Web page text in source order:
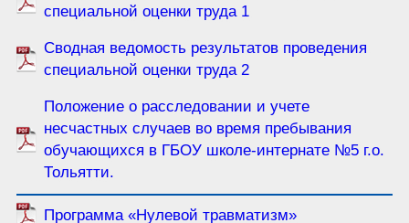
специальной оценки труда 1
Сводная ведомость результатов проведения
специальной оценки труда 2
Положение о расследовании и учете
несчастных случаев во время пребывания
обучающихся в ГБОУ школе-интернате №5 г.о.
Тольятти.
Программа «Нулевой травматизм»